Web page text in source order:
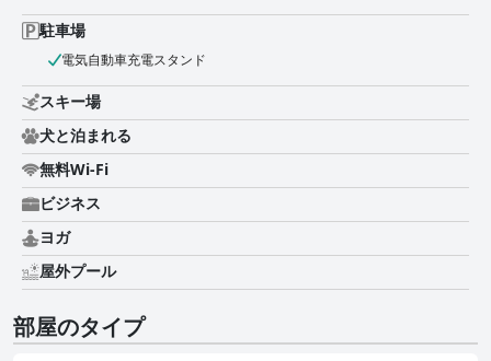
り、特に親切なスタッフについての個別の言及が、お客様の滞在をより良い
ものにしています。 プールも頻繁に言及される魅力の1つであり、広く、手
入れが行き届いており、緑豊かなヤシの木に囲まれていることが評価されて
います。お客様は、十分な数のサンラウンジャーとプールエリアの穏やかな
雰囲気を高く評価しています。 ホテル・ヴェネツィアは、家族連れにとっ
て、配慮の行き届いたアメニティ、広々とした客室、便利なロケーションを
備えた、最適な選択肢であることが証明されています。いくつかのエリアは
改修が必要な場合もありますが、ホリデーアパートメントの設備と従来のホ
テルのサービスを組み合わせることで、あらゆる年齢層のお客様に快適な滞
在を提供しています。 快適な寝具とモダンな家具が、安らかな眠りを実現
し、さらに、フレンドリーで親切なスタッフが、ホテル・ヴェネツィアを、
静かでアクセスしやすい休暇を求める旅行者にとって、信頼できる快適な選
択肢としています。
駐車場
電気自動車充電スタンド
スキー場
犬と泊まれる
無料Wi-Fi
ビジネス
ヨガ
屋外プール
部屋のタイプ